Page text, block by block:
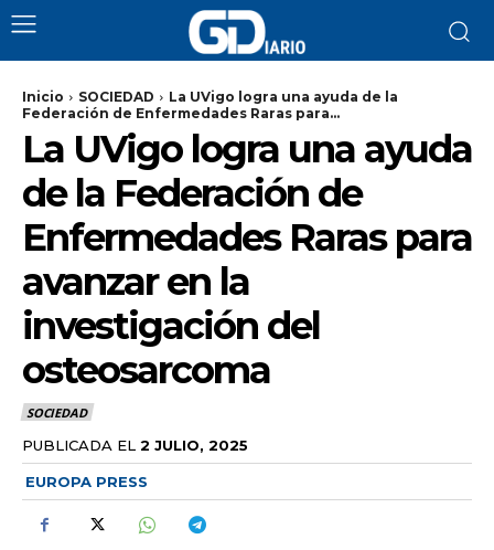
Inicio SOCIEDAD
La UVigo logra una ayuda de la
Federación de Enfermedades Raras para...
La UVigo logra una ayuda
de la Federación de
Enfermedades Raras para
avanzar en la
investigación del
osteosarcoma
SOCIEDAD
PUBLICADA EL 2 JULIO, 2025
EUROPA PRESS